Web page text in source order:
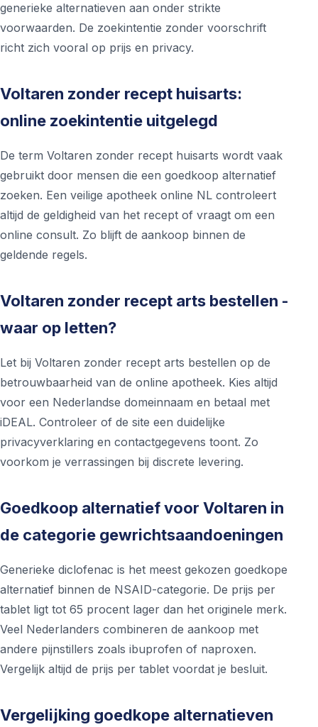
generieke alternatieven aan onder strikte
voorwaarden. De zoekintentie zonder voorschrift
richt zich vooral op prijs en privacy.
Voltaren zonder recept huisarts:
online zoekintentie uitgelegd
De term Voltaren zonder recept huisarts wordt vaak
gebruikt door mensen die een goedkoop alternatief
zoeken. Een veilige apotheek online NL controleert
altijd de geldigheid van het recept of vraagt om een
online consult. Zo blijft de aankoop binnen de
geldende regels.
Voltaren zonder recept arts bestellen -
waar op letten?
Let bij Voltaren zonder recept arts bestellen op de
betrouwbaarheid van de online apotheek. Kies altijd
voor een Nederlandse domeinnaam en betaal met
iDEAL. Controleer of de site een duidelijke
privacyverklaring en contactgegevens toont. Zo
voorkom je verrassingen bij discrete levering.
Goedkoop alternatief voor Voltaren in
de categorie gewrichtsaandoeningen
Generieke diclofenac is het meest gekozen goedkope
alternatief binnen de NSAID-categorie. De prijs per
tablet ligt tot 65 procent lager dan het originele merk.
Veel Nederlanders combineren de aankoop met
andere pijnstillers zoals ibuprofen of naproxen.
Vergelijk altijd de prijs per tablet voordat je besluit.
Vergelijking goedkope alternatieven